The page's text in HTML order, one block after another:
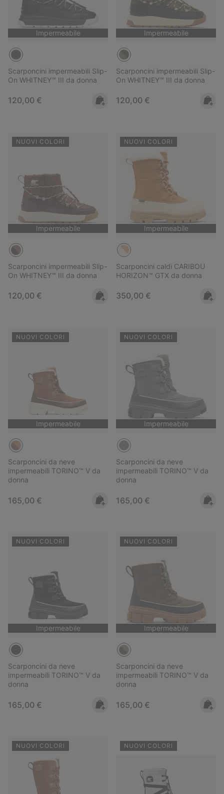
Impermeabile
Scarponcini impermeabili Slip-
On WHITNEY™ III da donna
Regular price:
120,00 €
Impermeabile
Scarponcini impermeabili Slip-
On WHITNEY™ III da donna
Regular price:
120,00 €
NUOVI COLORI
Impermeabile
Scarponcini impermeabili Slip-
On WHITNEY™ III da donna
Regular price:
120,00 €
NUOVI COLORI
Impermeabile
Scarponcini caldi CARIBOU
HORIZON™ GTX da donna
Regular price:
350,00 €
NUOVI COLORI
Impermeabile
Scarponcini da neve
impermeabili TORINO™ V da
donna
Regular price:
165,00 €
NUOVI COLORI
Impermeabile
Scarponcini da neve
impermeabili TORINO™ V da
donna
Regular price:
165,00 €
NUOVI COLORI
Impermeabile
Scarponcini da neve
impermeabili TORINO™ V da
donna
Regular price:
165,00 €
NUOVI COLORI
Impermeabile
Scarponcini da neve
impermeabili TORINO™ V da
donna
Regular price:
165,00 €
NUOVI COLORI NUOVI COLORI